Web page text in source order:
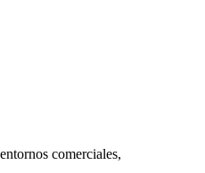
comerciales,